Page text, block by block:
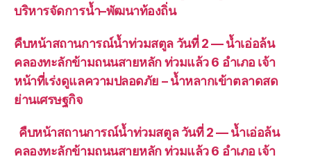
บริหารจัดการน้ำ–พัฒนาท้องถิ่น
คืบหน้าสถานการณ์น้ำท่วมสตูล วันที่ 2 — น้ำเอ่อล้น
คลองทะลักข้ามถนนสายหลัก ท่วมแล้ว 6 อำเภอ เจ้า
หน้าที่เร่งดูแลความปลอดภัย – น้ำหลากเข้าตลาดสด
ย่านเศรษฐกิจ
คืบหน้าสถานการณ์น้ำท่วมสตูล วันที่ 2 — น้ำเอ่อล้น
คลองทะลักข้ามถนนสายหลัก ท่วมแล้ว 6 อำเภอ เจ้า